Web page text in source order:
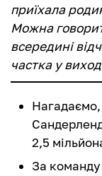
приїхала
Можна
всередині
частка у
2,5
За команду